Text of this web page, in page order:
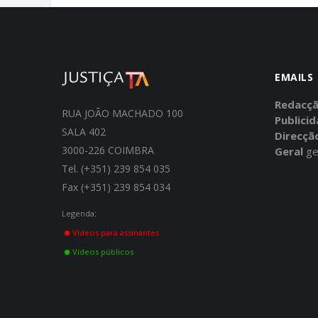
RUA JOÃO MACHADO 100
SALA 402
3000-226 COIMBRA
Tel. (+351) 239 854 035
Fax (+351) 239 854 034
Legenda:
Vídeos para assinantes
Vídeos públicos
EMAILS
Geral